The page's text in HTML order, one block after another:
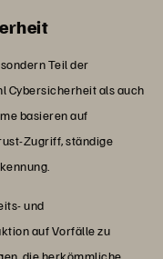
Teil der
Cybersicherheit als auch
basieren auf
Zugriff, ständige
und
auf Vorfälle zu